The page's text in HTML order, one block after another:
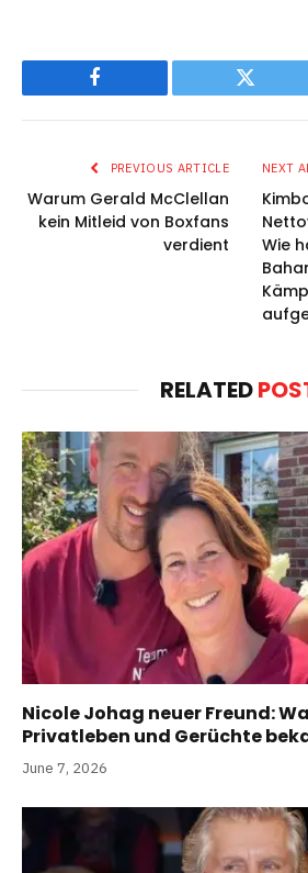
Facebook Twitter
PREVIOUS ARTICLE
Warum Gerald McClellan
kein Mitleid von Boxfans
verdient
NEXT
Wie
RELATED
Nicole Johag neuer Freund:
Privatleben und Gerüchte
June 7, 2026